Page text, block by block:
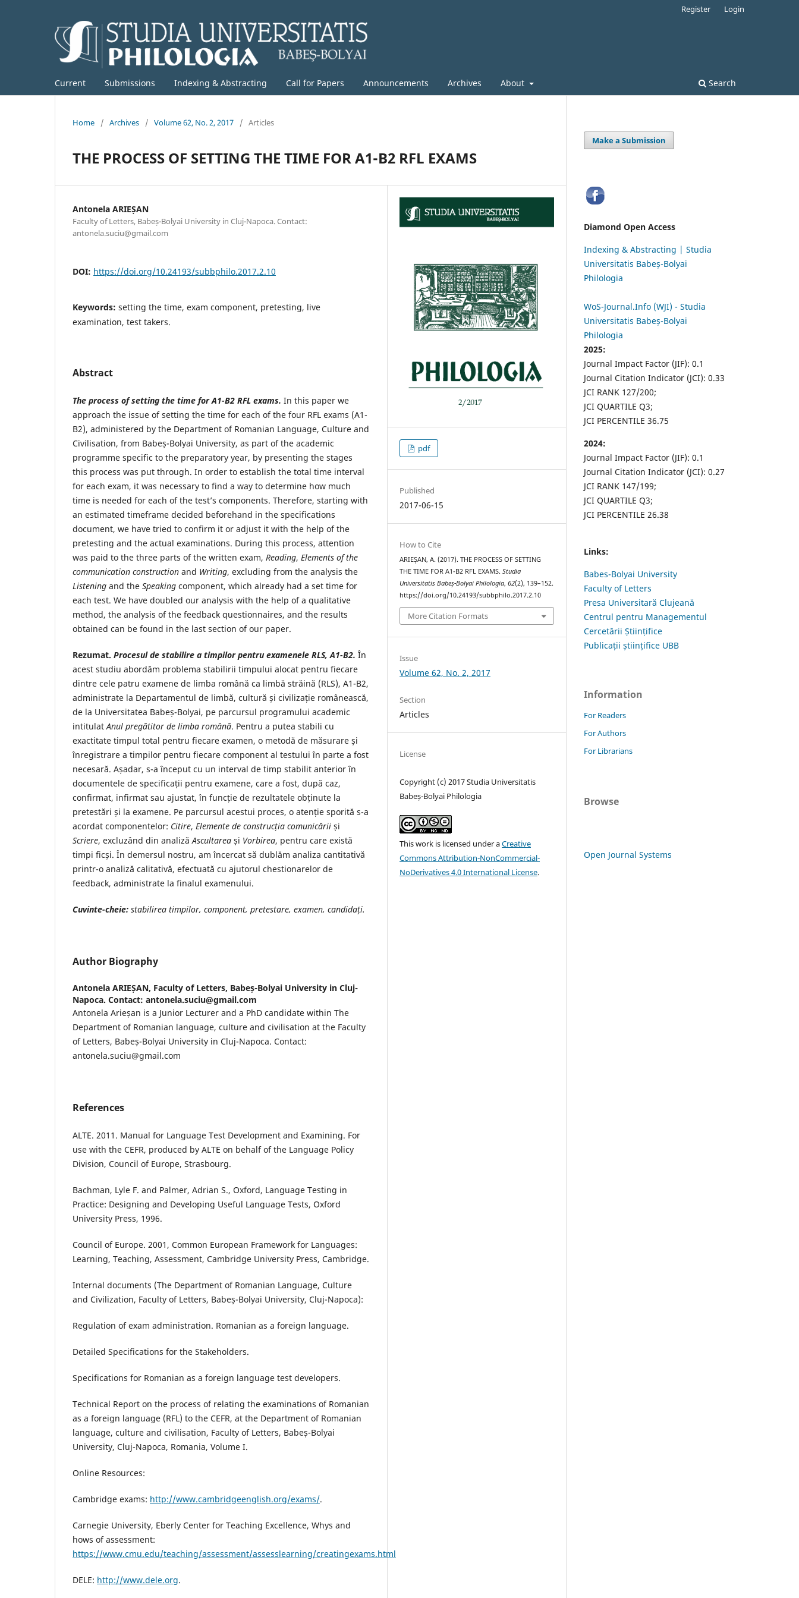
Current Submissions Indexing & Abstracting Call for Papers Announcements Archives About Search
Register Login
Home / Archives / Volume 62, No. 2, 2017 / Articles
THE PROCESS OF SETTING THE TIME FOR A1-B2 RFL EXAMS
Antonela ARIEȘAN
Faculty of Letters, Babeș-Bolyai University in Cluj-Napoca. Contact:
antonela.suciu@gmail.com
DOI: https://doi.org/10.24193/subbphilo.2017.2.10
Keywords: setting the time, exam component, pretesting, live
examination, test takers.
Abstract
The process of setting the time for A1-B2 RFL exams. In this paper we
approach the issue of setting the time for each of the four RFL exams (A1-
B2), administered by the Department of Romanian Language, Culture and
Civilisation, from Babeș-Bolyai University, as part of the academic
programme specific to the preparatory year, by presenting the stages
this process was put through. In order to establish the total time interval
for each exam, it was necessary to find a way to determine how much
time is needed for each of the test’s components. Therefore, starting with
an estimated timeframe decided beforehand in the specifications
document, we have tried to confirm it or adjust it with the help of the
pretesting and the actual examinations. During this process, attention
was paid to the three parts of the written exam, Reading, Elements of the
communication construction and Writing, excluding from the analysis the
Listening and the Speaking component, which already had a set time for
each test. We have doubled our analysis with the help of a qualitative
method, the analysis of the feedback questionnaires, and the results
obtained can be found in the last section of our paper.
Rezumat. Procesul de stabilire a timpilor pentru examenele RLS, A1-B2. În
acest studiu abordăm problema stabilirii timpului alocat pentru fiecare
dintre cele patru examene de limba română ca limbă străină (RLS), A1-B2,
administrate la Departamentul de limbă, cultură și civilizație românească,
de la Universitatea Babeș-Bolyai, pe parcursul programului academic
intitulatAnul pregătitor de limba română. Pentru a putea stabili cu
exactitate timpul total pentru fiecare examen, o metodă de măsurare și
înregistrare a timpilor pentru fiecare component al testului în parte a fost
necesară. Așadar, s-a început cu un interval de timp stabilit anterior în
documentele de specificații pentru examene, care a fost, după caz,
confirmat, infirmat sau ajustat, în funcție de rezultatele obținute la
pretestări și la examene. Pe parcursul acestui proces, o atenție sporită s-a
acordat componentelor: Citire, Elemente de construcția comunicării și
Scriere, excluzând din analizăAscultarea și Vorbirea, pentru care există
timpi ficși. În demersul nostru, am încercat să dublăm analiza cantitativă
printr-o analiză calitativă, efectuată cu ajutorul chestionarelor de
feedback, administrate la finalul examenului.
Cuvinte-cheie: stabilirea timpilor, component, pretestare, examen, candidați.
Author Biography
Antonela ARIEȘAN, Faculty of Letters, Babeș-Bolyai University in Cluj-
Napoca. Contact: antonela.suciu@gmail.com
Antonela Arieșan is a Junior Lecturer and a PhD candidate within The
Department of Romanian language, culture and civilisation at the Faculty
of Letters, Babeș-Bolyai University in Cluj-Napoca. Contact:
antonela.suciu@gmail.com
References
ALTE. 2011. Manual for Language Test Development and Examining. For
use with the CEFR, produced by ALTE on behalf of the Language Policy
Division, Council of Europe, Strasbourg.
Bachman, Lyle F. and Palmer, Adrian S., Oxford, Language Testing in
Practice: Designing and Developing Useful Language Tests, Oxford
University Press, 1996.
Council of Europe. 2001, Common European Framework for Languages:
Learning, Teaching, Assessment, Cambridge University Press, Cambridge.
Internal documents (The Department of Romanian Language, Culture
and Civilization, Faculty of Letters, Babeș-Bolyai University, Cluj-Napoca):
Regulation of exam administration. Romanian as a foreign language.
Detailed Specifications for the Stakeholders.
Specifications for Romanian as a foreign language test developers.
Technical Report on the process of relating the examinations of Romanian
as a foreign language (RFL) to the CEFR, at the Department of Romanian
language, culture and civilisation, Faculty of Letters, Babeș-Bolyai
University, Cluj-Napoca, Romania, Volume I.
Online Resources:
Cambridge exams: http://www.cambridgeenglish.org/exams/.
Carnegie University, Eberly Center for Teaching Excellence, Whys and
hows of assessment:
https://www.cmu.edu/teaching/assessment/assesslearning/creatingexams.html
DELE: http://www.dele.org.
pdf
Published
2017-06-15
How to Cite
ARIEȘAN, A. (2017). THE PROCESS OF SETTING
THE TIME FOR A1-B2 RFL EXAMS.Studia
Universitatis Babeș-Bolyai Philologia,62(2), 139–152.
https://doi.org/10.24193/subbphilo.2017.2.10
More Citation Formats
Issue
Volume 62, No. 2, 2017
Section
Articles
License
Copyright (c) 2017 Studia Universitatis
Babeș-Bolyai Philologia
This work is licensed under aCreative
Commons Attribution-NonCommercial-
NoDerivatives 4.0 International License.
Make a Submission
Diamond Open Access
Indexing & Abstracting | Studia
Universitatis Babeș-Bolyai
Philologia
WoS-Journal.Info (WJI) - Studia
Universitatis Babeș-Bolyai
Philologia
2025:
Journal Impact Factor (JIF): 0.1
Journal Citation Indicator (JCI): 0.33
JCI RANK 127/200;
JCI QUARTILE Q3;
JCI PERCENTILE 36.75
2024:
Journal Impact Factor (JIF): 0.1
Journal Citation Indicator (JCI): 0.27
JCI RANK 147/199;
JCI QUARTILE Q3;
JCI PERCENTILE 26.38
Links:
Babes-Bolyai University
Faculty of Letters
Presa Universitară Clujeană
Centrul pentru Managementul
Cercetării Științifice
Publicații științifice UBB
Information
For Readers
For Authors
For Librarians
Browse
Open Journal Systems